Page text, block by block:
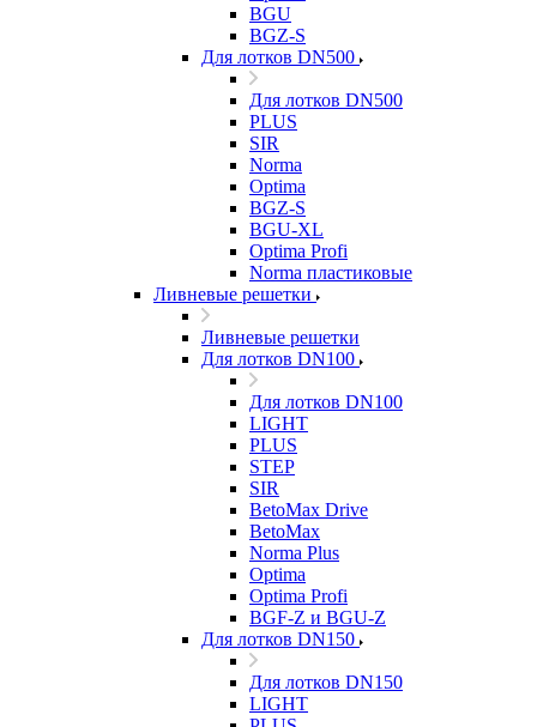
BGU
BGZ-S
Для лотков DN500
Для лотков DN500
PLUS
SIR
Norma
Optima
BGZ-S
BGU-XL
Optima Profi
Norma пластиковые
Ливневые решетки
Ливневые решетки
Для лотков DN100
Для лотков DN100
LIGHT
PLUS
STEP
SIR
BetoMax Drive
BetoMax
Norma Plus
Optima
Optima Profi
BGF-Z и BGU-Z
Для лотков DN150
Для лотков DN150
LIGHT